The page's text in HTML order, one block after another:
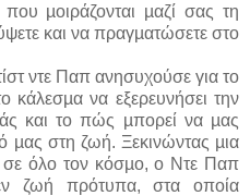
µοιράζονται µαζί σας τη
και να πραγµατώσετε στο
ντε Παπ ανησυχούσε για το
να εξερευνήσει την
και το πώς µπορεί να µας
µας στη ζωή. Ξεκινώντας µια
όλο τον κόσµο, ο Ντε Παπ
ζωή πρότυπα, στα οποία